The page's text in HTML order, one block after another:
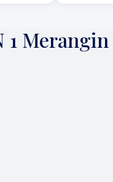
1 Merangin